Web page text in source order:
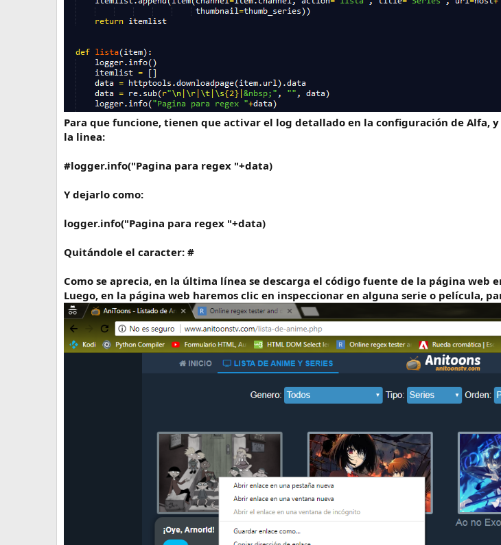
Para que funcione, tienen que activar el log detallado en la configuración de
la linea:
#logger.info("Pagina para regex "+data)
Y dejarlo como:
logger.info("Pagina para regex "+data)
Quitándole el caracter: #
Como se aprecia, en la última línea se descarga el código fuente de la página web
Luego, en la página web haremos clic en inspeccionar en alguna serie o película,